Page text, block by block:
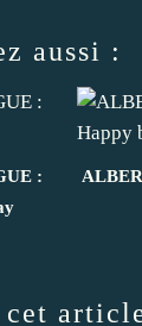
aussi :
:
cet